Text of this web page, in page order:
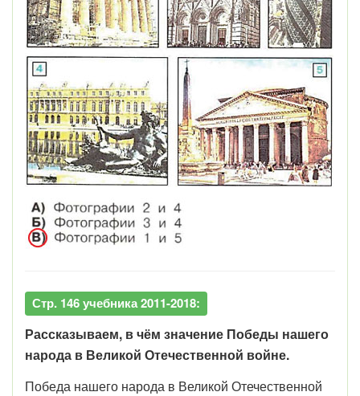
Стр. 146 учебника 2011-2018:
Рассказываем, в чём значение Победы нашего
народа в Великой Отечественной войне.
Победа нашего народа в Великой Отечественной